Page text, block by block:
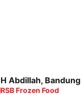
H Abdillah, Bandung
RSB Frozen Food